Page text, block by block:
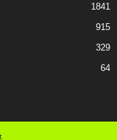
1841
915
329
64